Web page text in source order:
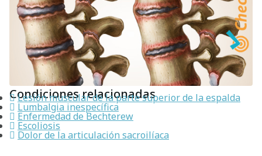
Condiciones relacionadas
Lesión muscular de la parte superior de la espalda
Lumbalgia inespecífica
Enfermedad de Bechterew
Escoliosis
Dolor de la articulación sacroilíaca